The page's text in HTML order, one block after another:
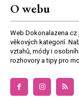
O webu
Web Dokonalazena.cz
věkových kategorií.
vztahů, módy i
rozhovory a tipy pro